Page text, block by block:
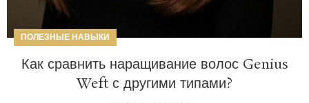
ПОЛЕЗНЫЕ НАВЫКИ
Как сравнить наращивание волос Genius
Weft с другими типами?